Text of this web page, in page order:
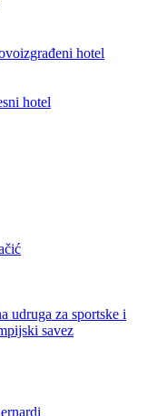
hotel
hotel
udruga za sportske i
savez